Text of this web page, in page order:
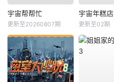
宇宙帮帮忙
更新至20260807期
宇宙年糕店
更新至02期